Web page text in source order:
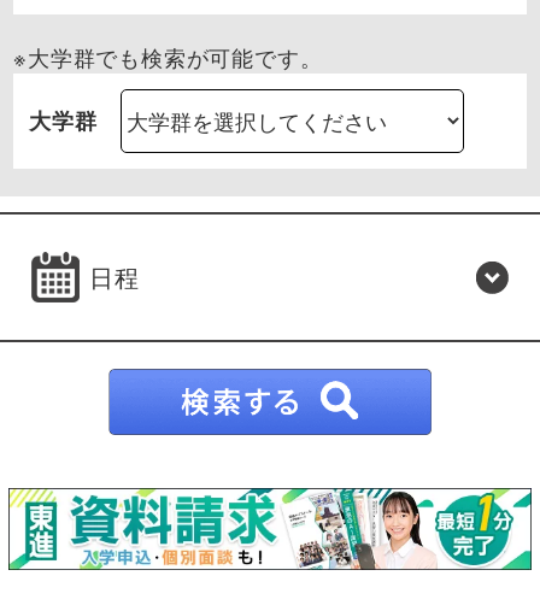
※大学群でも検索が可能です。
大学群
日程